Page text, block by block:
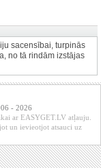
sacensībai, turpinās
no tā rindām izstājas
- 2026
ar EASYGET.LV atļauju.
un ievieotjot atsauci uz